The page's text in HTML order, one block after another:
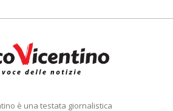
è una testata giornalistica